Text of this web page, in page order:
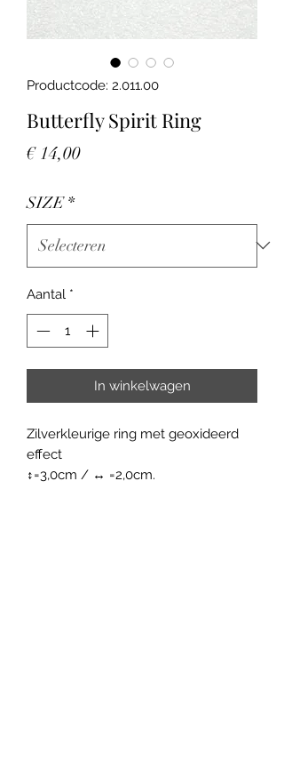
Productcode: 2.011.00
Butterfly Spirit Ring
€ 14,00Prijs
SIZE *
Aantal *
In winkelwagen
Zilverkleurige ring met geoxideerd
effect
↕=3,0cm / ↔ =2,0cm.